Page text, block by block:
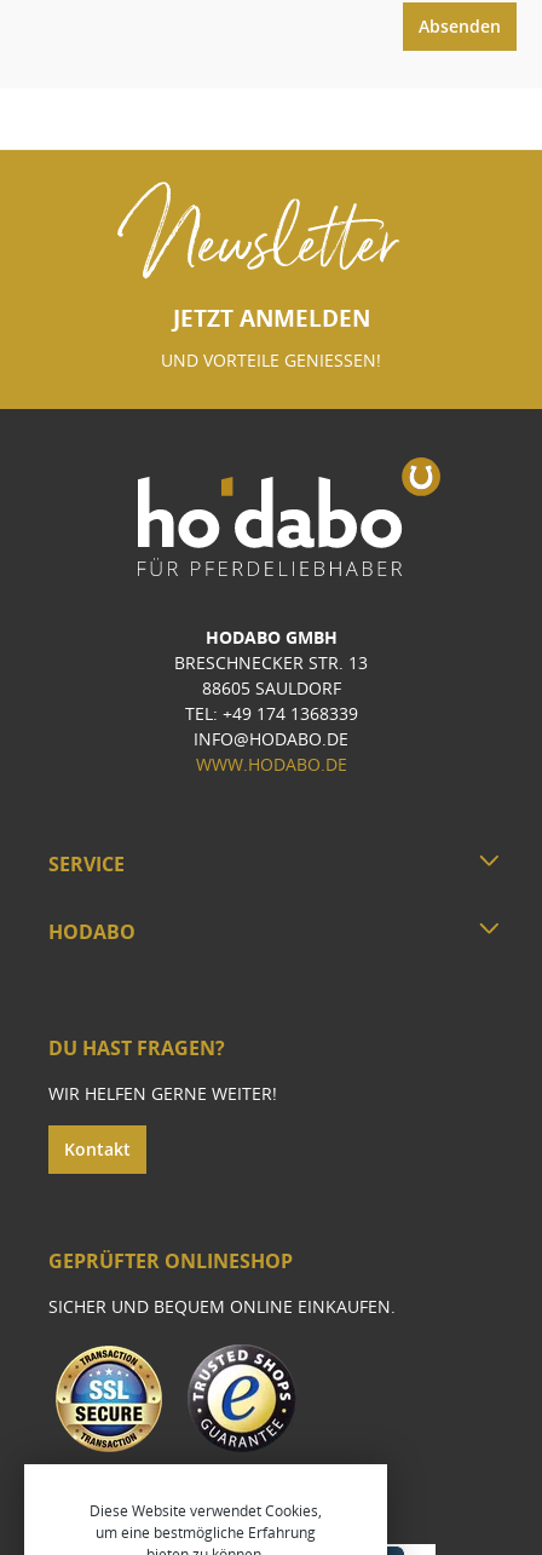
Absenden
Newsletter
JETZT ANMELDEN
UND VORTEILE GENIESSEN!
HODABO GMBH
BRESCHNECKER STR. 13
88605 SAULDORF
TEL: +49 174 1368339
INFO@HODABO.DE
WWW.HODABO.DE
SERVICE
HODABO
DU HAST FRAGEN?
WIR HELFEN GERNE WEITER!
Kontakt
GEPRÜFTER ONLINESHOP
SICHER UND BEQUEM ONLINE EINKAUFEN.
Diese Website verwendet Cookies,
um eine bestmögliche Erfahrung